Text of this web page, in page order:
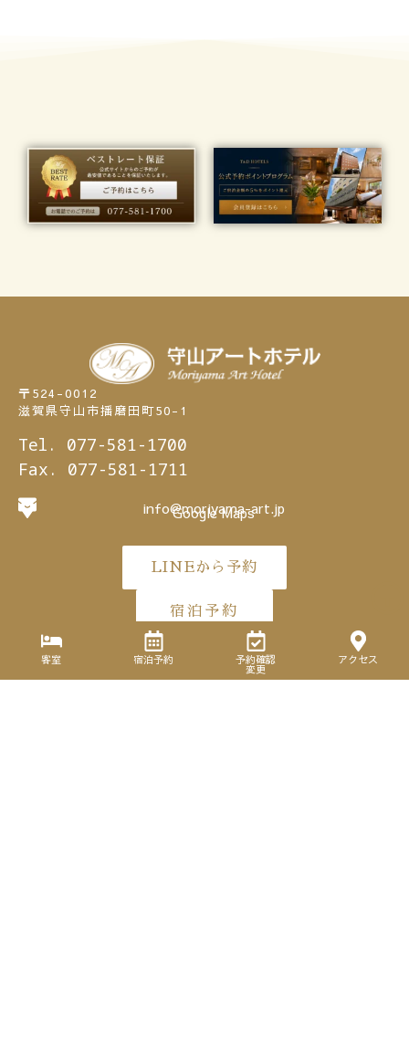
客室 宿泊予約 予約確認
変更
アクセス
〒524-0012
滋賀県守山市播磨田町50-1
Tel. 077-581-1700
Fax. 077-581-1711
info@moriyama-art.jp
Google Maps
LINEから予約
宿泊予約
Language